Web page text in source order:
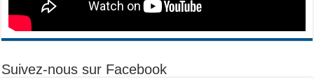
Suivez-nous sur Facebook